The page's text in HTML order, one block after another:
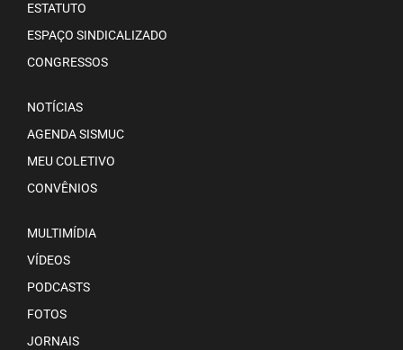
ESTATUTO
ESPAÇO SINDICALIZADO
CONGRESSOS
NOTÍCIAS
AGENDA SISMUC
MEU COLETIVO
CONVÊNIOS
MULTIMÍDIA
VÍDEOS
PODCASTS
FOTOS
JORNAIS